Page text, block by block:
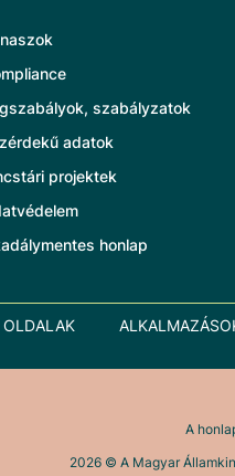
szabályzatok
adatok
projektek
honlap
OLDALAK
A
2026 © A Magyar